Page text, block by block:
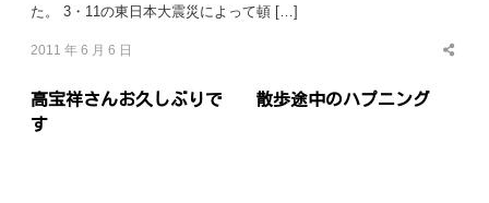
た。 3・11の東日本大震災によって頓 […]
2011 年 6 月 6 日
Share
高宝祥さんお久しぶりで
す
散歩途中のハプニング